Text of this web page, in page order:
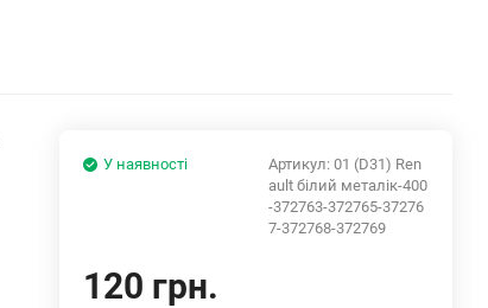
Артикул: 01 (D31) Ren
ault білий металік-400
-372763-372765-37276
7-372768-372769
У наявності
120 грн.